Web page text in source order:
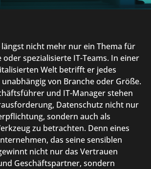
nicht mehr nur ein Thema für
spezialisierte IT-Teams. In einer
Welt betrifft er jedes
von Branche oder Größe.
und IT-Manager stehen
Datenschutz nicht nur
sondern auch als
zu betrachten. Denn eines
das seine sensiblen
nicht nur das Vertrauen
Geschäftspartner, sondern